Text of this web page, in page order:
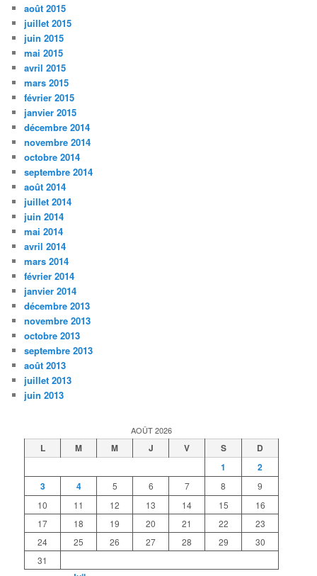
août 2015
juillet 2015
juin 2015
mai 2015
avril 2015
mars 2015
février 2015
janvier 2015
décembre 2014
novembre 2014
octobre 2014
septembre 2014
août 2014
juillet 2014
juin 2014
mai 2014
avril 2014
mars 2014
février 2014
janvier 2014
décembre 2013
novembre 2013
octobre 2013
septembre 2013
août 2013
juillet 2013
juin 2013
AOÛT 2026
L M M J V S
D
1
2
3
4 5 6 7 8
9
10
11 12 13 14 15
16
17
18 19 20 21 22
23
24
25 26 27 28 29
30
31